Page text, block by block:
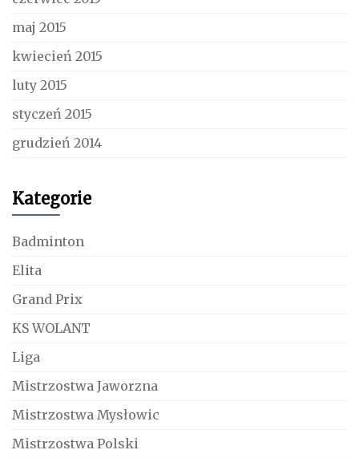
maj 2015
kwiecień 2015
luty 2015
styczeń 2015
grudzień 2014
Kategorie
Badminton
Elita
Grand Prix
KS WOLANT
Liga
Mistrzostwa Jaworzna
Mistrzostwa Mysłowic
Mistrzostwa Polski